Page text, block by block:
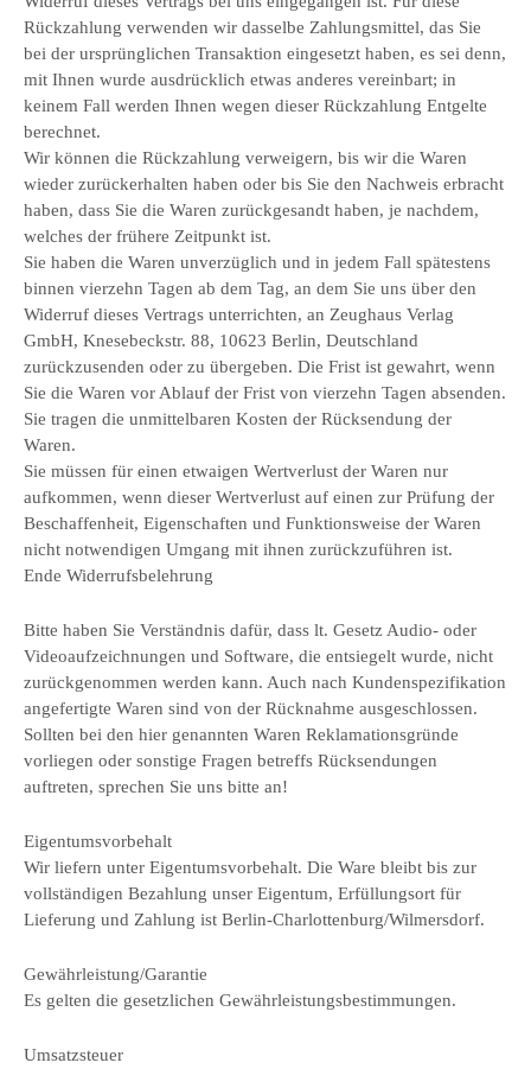
Rückzahlung verwenden wir dasselbe Zahlungsmittel, das Sie
bei der ursprünglichen Transaktion eingesetzt haben, es sei denn,
mit Ihnen wurde ausdrücklich etwas anderes vereinbart; in
keinem Fall werden Ihnen wegen dieser Rückzahlung Entgelte
berechnet.
Wir können die Rückzahlung verweigern, bis wir die Waren
wieder zurückerhalten haben oder bis Sie den Nachweis erbracht
haben, dass Sie die Waren zurückgesandt haben, je nachdem,
welches der frühere Zeitpunkt ist.
Sie haben die Waren unverzüglich und in jedem Fall spätestens
binnen vierzehn Tagen ab dem Tag, an dem Sie uns über den
Widerruf dieses Vertrags unterrichten, an Zeughaus Verlag
GmbH, Knesebeckstr. 88, 10623 Berlin, Deutschland
zurückzusenden oder zu übergeben. Die Frist ist gewahrt, wenn
Sie die Waren vor Ablauf der Frist von vierzehn Tagen absenden.
Sie tragen die unmittelbaren Kosten der Rücksendung der
Waren.
Sie müssen für einen etwaigen Wertverlust der Waren nur
aufkommen, wenn dieser Wertverlust auf einen zur Prüfung der
Beschaffenheit, Eigenschaften und Funktionsweise der Waren
nicht notwendigen Umgang mit ihnen zurückzuführen ist.
Ende Widerrufsbelehrung
Bitte haben Sie Verständnis dafür, dass lt. Gesetz Audio- oder
Videoaufzeichnungen und Software, die entsiegelt wurde, nicht
zurückgenommen werden kann. Auch nach Kundenspezifikation
angefertigte Waren sind von der Rücknahme ausgeschlossen.
Sollten bei den hier genannten Waren Reklamationsgründe
vorliegen oder sonstige Fragen betreffs Rücksendungen
auftreten, sprechen Sie uns bitte an!
Eigentumsvorbehalt
Wir liefern unter Eigentumsvorbehalt. Die Ware bleibt bis zur
vollständigen Bezahlung unser Eigentum, Erfüllungsort für
Lieferung und Zahlung ist Berlin-Charlottenburg/Wilmersdorf.
Gewährleistung/Garantie
Es gelten die gesetzlichen Gewährleistungsbestimmungen.
Umsatzsteuer